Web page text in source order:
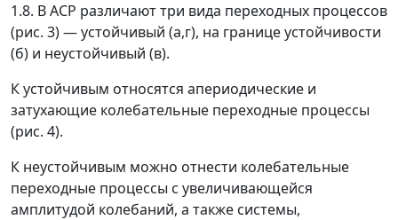
1.8. В АСР различают три вида переходных процессов
(рис. 3)—устойчивый (а,г), на границе устойчивости
(б) и неустойчивый (в).
К устойчивым относятся апериодические и
затухающие колебательные переходные процессы
(рис. 4).
К неустойчивым можно отнести колебательные
переходные процессы с увеличивающейся
амплитудой колебаний, а также системы,